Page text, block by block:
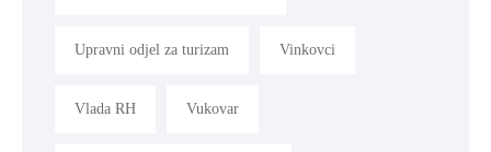
Upravni odjel za turizam Vinkovci
Vlada RH Vukovar